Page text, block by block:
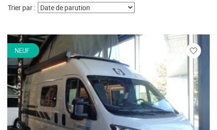
Trier par :
NEUF
Veuillez
vous